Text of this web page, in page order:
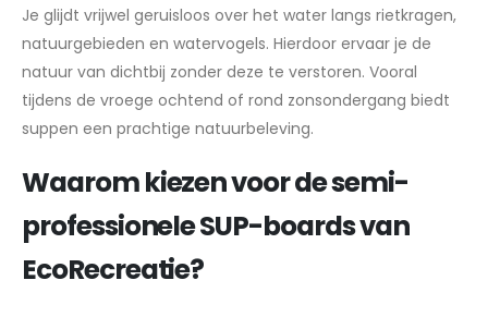
Je glijdt vrijwel geruisloos over het water langs rietkragen,
natuurgebieden en watervogels. Hierdoor ervaar je de
natuur van dichtbij zonder deze te verstoren. Vooral
tijdens de vroege ochtend of rond zonsondergang biedt
suppen een prachtige natuurbeleving.
Waarom kiezen voor de semi-
professionele SUP-boards van
EcoRecreatie?